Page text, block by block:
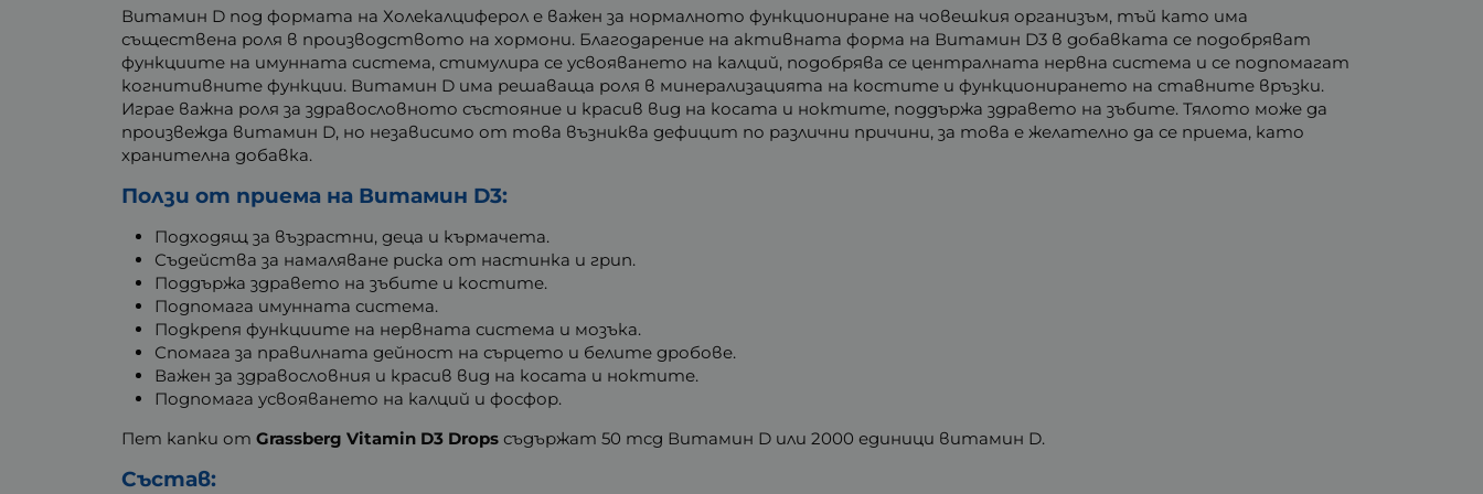
Витамин D под формата на Холекалцифероле важен за нормалното функциониране на човешкия организъм, тъй като има
съществена роля в производството на хормони. Благодарение на активната форма на Витамин D3 в добавката се подобряват
функциите на имунната система, стимулира се усвояването на калций, подобрява се централната нервна система и се подпомагат
когнитивните функции. Витамин D има решаваща роля в минерализацията на костите и функционирането на ставните връзки.
Играе важна роля за здравословното състояние и красив вид на косата и ноктите, поддържа здравето на зъбите. Тялото може да
произвежда витамин D, но независимо от това възниква дефицит по различни причини, за това е желателно да се приема, като
хранителна добавка.
Ползи от приема на Витамин D3:
Подходящ за възрастни, деца и кърмачета.
Съдейства за намаляване риска от настинка и грип.
Поддържа здравето на зъбите и костите.
Подпомага имунната система.
Подкрепя функциите на нервната система и мозъка.
Спомага за правилната дейност на сърцето и белите дробове.
Важен за здравословния и красив вид на косата и ноктите.
Подпомага усвояването на калций и фосфор.
Пет капки отGrassberg Vitamin D3 Drops съдържат 50 mcg Витамин D или 2000 единици витамин D.
Състав: